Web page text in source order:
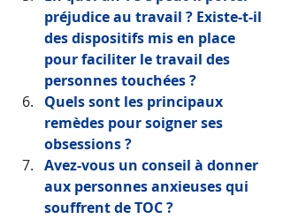
préjudice au travail ? Existe-t-il
des dispositifs mis en place
pour faciliter le travail des
personnes touchées ?
Quels sont les principaux
remèdes pour soigner ses
obsessions ?
Avez-vous un conseil à donner
aux personnes anxieuses qui
souffrent de TOC ?